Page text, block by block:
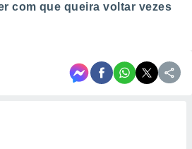
com que queira voltar vezes